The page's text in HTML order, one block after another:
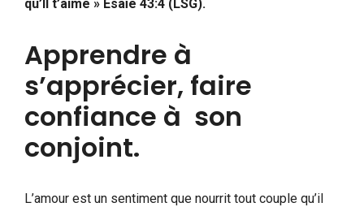
qu’Il t’aime » Esaïe 43:4 (LSG).
Apprendre à
s’apprécier, faire
confiance à son
conjoint.
L’amour est un sentiment que nourrit tout couple qu’il